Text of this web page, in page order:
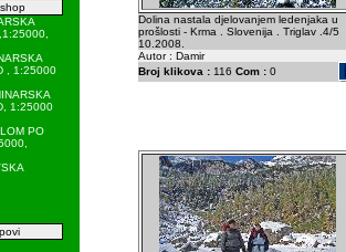
, 1:25000
1:25000
PO
Dolina nastala djelovanjem ledenjaka u
prošlosti - Krma . Slovenija . Triglav .4/5
10.2008.
Autor : Damir
Broj klikova :116 Com :0